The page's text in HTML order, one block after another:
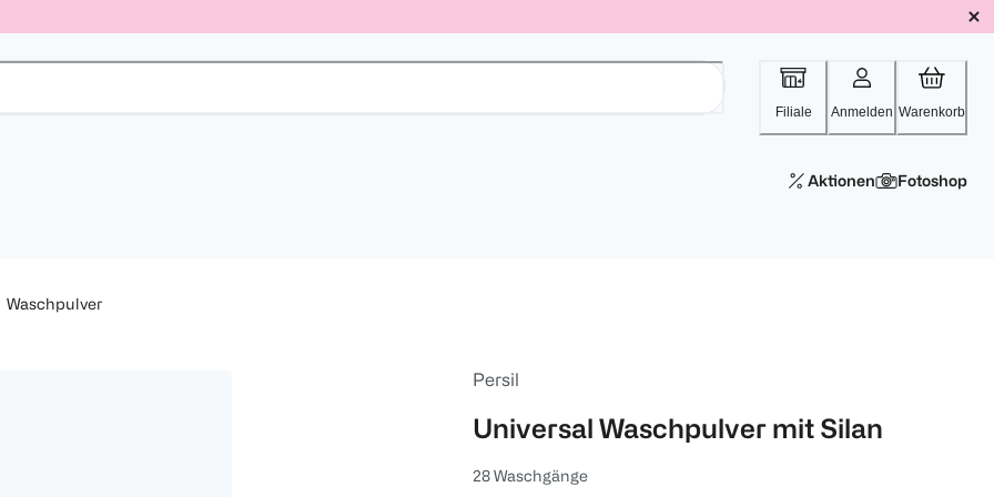
Filiale Anmelden Warenkorb
Aktionen Fotoshop
Waschpulver
Persil
Universal Waschpulver mit Silan
28 Waschgänge